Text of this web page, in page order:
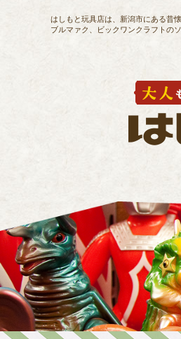
はしもと玩具店は、新潟市にある昔
ブルマァク、ビックワンクラフトの